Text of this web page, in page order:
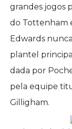
grandes jogos
do Tottenham
Edwards
plantel
dada por
pela equipe
Gilligham.